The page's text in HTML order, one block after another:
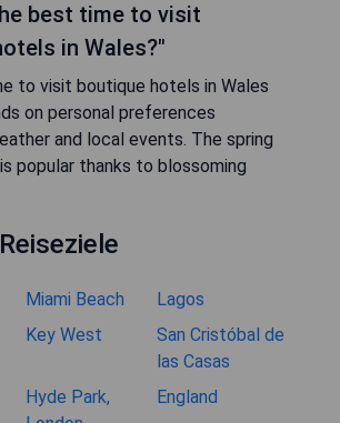
best time to visit
in Wales?"
to visit boutique hotels in Wales
on personal preferences
and local events. The spring
popular thanks to blossoming
Miami Beach
Lagos
Key West
San Cristóbal de
las Casas
Hyde Park,
England